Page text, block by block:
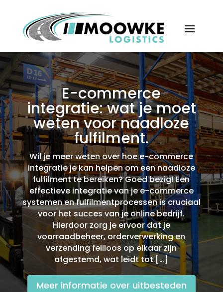
E-commerce
integratie: wat je moet
weten voor naadloze
fulfilment.​
Wil je meer weten over hoe e-commerce
integratie je kan helpen om een naadloze
fulfilment te bereiken? Goed bezig! Een
effectieve integratie van je e-commerce
systemen en fulfilmentprocessen is cruciaal
voor het succes van je online bedrijf.​
Hierdoor zorg je ervoor dat je
voorraadbeheer, orderverwerking en
verzending feilloos op elkaar zijn
afgestemd, wat leidt tot […]
Meer informatie over uitbesteden